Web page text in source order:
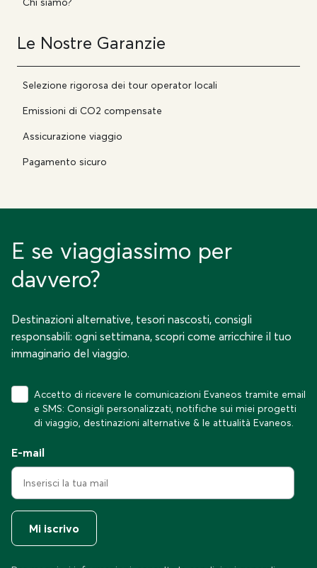
Le Nostre Garanzie
Selezione rigorosa dei tour operator locali
Emissioni di CO2 compensate
Assicurazione viaggio
Pagamento sicuro
E se viaggiassimo per
davvero?
Destinazioni alternative, tesori nascosti, consigli
responsabili: ogni settimana, scopri come arricchire il tuo
immaginario del viaggio.
Accetto di ricevere le comunicazioni Evaneos tramite email
e SMS: Consigli personalizzati, notifiche sui miei progetti
di viaggio, destinazioni alternative & le attualità Evaneos.
E-mail
Mi iscrivo